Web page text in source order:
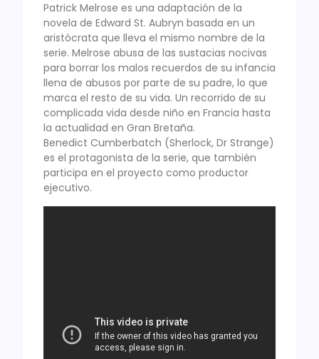
Patrick Melrose es una adaptación de la
novela de Edward St. Aubryn basada en un
aristócrata que lleva el mismo nombre de la
serie. Melrose abusa de las sustacias nocivas
para borrar los malos recuerdos de su infancia
llena de abusos por parte de su padre, lo que
marca el resto de su vida. Un recorrido de su
complicada vida desde niño en Francia hasta
la actualidad en Gran Bretaña.
Benedict Cumberbatch (Sherlock, Dr Strange)
es el protagonista de la serie, que también
participa en el proyecto como productor
ejecutivo.